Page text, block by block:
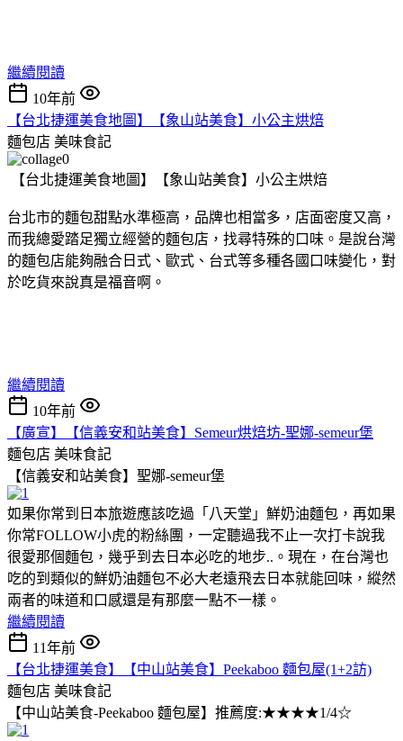
繼續閱讀
10年前
【台北捷運美食地圖】【象山站美食】小公主烘焙
麵包店 美味食記
【台北捷運美食地圖】【象山站美食】小公主烘焙
台北市的麵包甜點水準極高，品牌也相當多，店面密度又高，
而我總愛踏足獨立經營的麵包店，找尋特殊的口味。是說台灣
的麵包店能夠融合日式、歐式、台式等多種各國口味變化，對
於吃貨來說真是福音啊。
繼續閱讀
10年前
【廣宣】【信義安和站美食】Semeur烘焙坊-聖娜-semeur堡
麵包店 美味食記
【信義安和站美食】聖娜-semeur堡
如果你常到日本旅遊應該吃過「八天堂」鮮奶油麵包，再如果
你常FOLLOW小虎的粉絲團，一定聽過我不止一次打卡說我
很愛那個麵包，幾乎到去日本必吃的地步..。現在，在台灣也
吃的到類似的鮮奶油麵包不必大老遠飛去日本就能回味，縱然
兩者的味道和口感還是有那麼一點不一樣。
繼續閱讀
11年前
【台北捷運美食】【中山站美食】Peekaboo 麵包屋(1+2訪)
麵包店 美味食記
【中山站美食-Peekaboo 麵包屋】推薦度:★★★★1/4☆